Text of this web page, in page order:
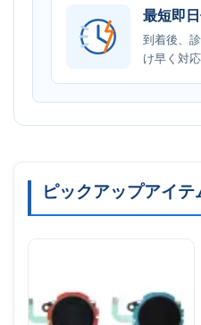
最短即
到着後、
け早く対応
ピックアップアイテ